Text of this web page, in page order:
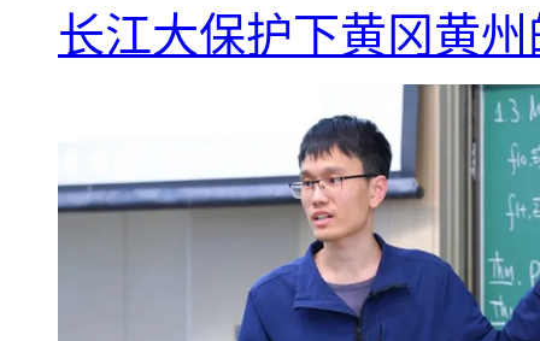
长江大保护下黄冈黄